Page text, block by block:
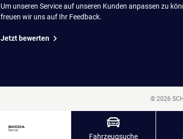
Um unseren Service auf unseren Kunden anpassen zu
freuen wir uns auf Ihr Feedback.
Jetzt bewerten
© 2026
Fahrzeugsuche